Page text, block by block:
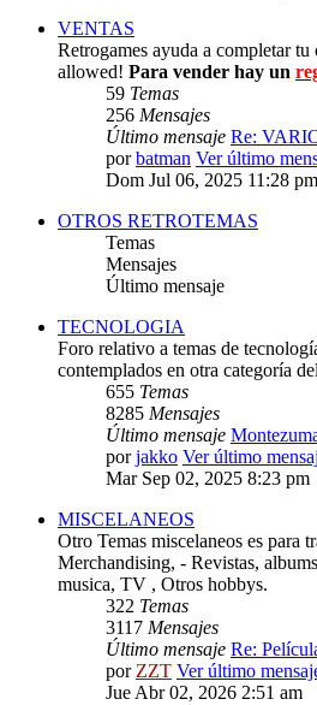
VENTAS
Retrogames ayuda a completar
allowed! Para vender hay un
59 Temas
256 Mensajes
Último mensaje Re:
porbatman Ver último
Dom Jul 06, 2025 11:28 pm
OTROS RETROTEMAS
Temas
Mensajes
Último mensaje
TECNOLOGIA
Foro relativo a temas de
contemplados en otra categoría
655 Temas
8285 Mensajes
Último mensaje
porjakko Ver último
Mar Sep 02, 2025 8:23 pm
MISCELANEOS
Otro Temas miscelaneos es para
Merchandising, - Revistas,
musica, TV , Otros hobbys.
322 Temas
3117 Mensajes
Último mensaje Re:
porZZT Ver último
Jue Abr 02, 2026 2:51 am